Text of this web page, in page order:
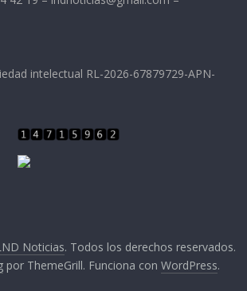
intelectual RL-2026-67879729-APN-
Noticias. Todos los derechos reservados.
por ThemeGrill. Funciona conWordPress.